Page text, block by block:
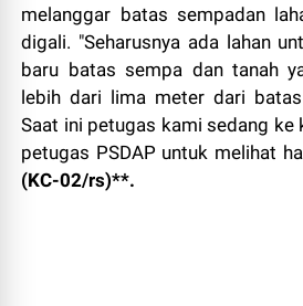
melanggar batas sempadan
digali. "Seharusnya ada lahan
baru batas sempa dan tanah
lebih dari lima meter dari
Saat ini petugas kami sedang ke
petugas PSDAP untuk melihat
(KC-02/rs)**.